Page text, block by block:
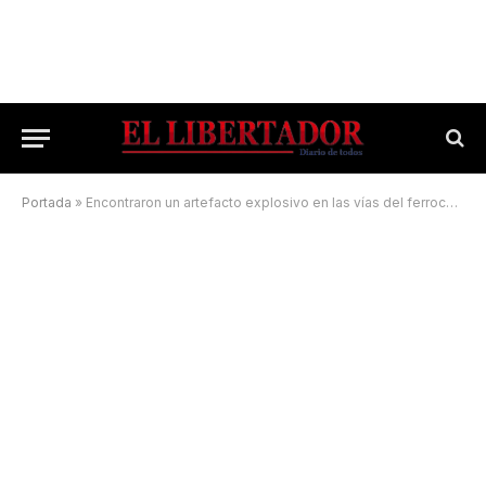
Portada » Encontraron un artefacto explosivo en las vías del ferrocarril